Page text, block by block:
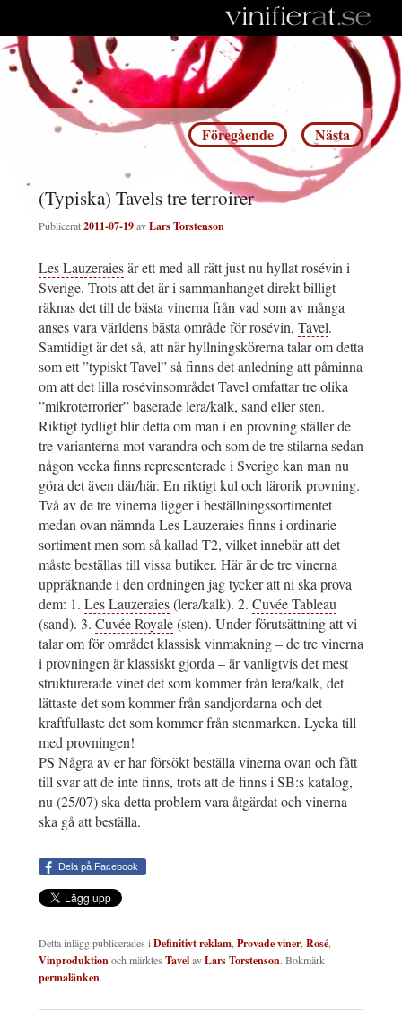
Inläggsnavigering
Föregående Nästa
(Typiska) Tavels tre terroirer
Publicerat2011-07-19avLars Torstenson
Les Lauzeraiesär ett med all rätt just nu hyllat rosévin i
Sverige. Trots att det är i sammanhanget direkt billigt
räknas det till de bästa vinerna från vad som av många
anses vara världens bästa område för rosévin, Tavel.
Samtidigt är det så, att när hyllningskörerna talar om detta
som ett ”typiskt Tavel” så finns det anledning att påminna
om att det lilla rosévinsområdet Tavel omfattar tre olika
”mikroterrorier” baserade lera/kalk, sand eller sten.
Riktigt tydligt blir detta om man i en provning ställer de
tre varianterna mot varandra och som de tre stilarna sedan
någon vecka finns representerade i Sverige kan man nu
göra det även där/här. En riktigt kul och lärorik provning.
Två av de tre vinerna ligger i beställningssortimentet
medan ovan nämnda Les Lauzeraies finns i ordinarie
sortiment men som så kallad T2, vilket innebär att det
måste beställas till vissa butiker. Här är de tre vinerna
uppräknande i den ordningen jag tycker att ni ska prova
dem: 1. Les Lauzeraies(lera/kalk). 2. Cuvée Tableau
(sand). 3. Cuvée Royale(sten). Under förutsättning att vi
talar om för området klassisk vinmakning – de tre vinerna
i provningen är klassiskt gjorda – är vanligtvis det mest
strukturerade vinet det som kommer från lera/kalk, det
lättaste det som kommer från sandjordarna och det
kraftfullaste det som kommer från stenmarken. Lycka till
med provningen!
PS Några av er har försökt beställa vinerna ovan och fått
till svar att de inte finns, trots att de finns i SB:s katalog,
nu (25/07) ska detta problem vara åtgärdat och vinerna
ska gå att beställa.
Dela på Facebook
Detta inlägg publicerades iDefinitivt reklam,Provade viner,Rosé,
Vinproduktionoch märktes TavelavLars Torstenson. Bokmärk
permalänken.